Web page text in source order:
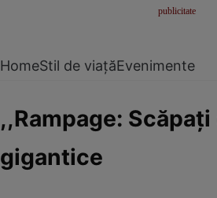
HomeStil de viațăEvenimente
,,Rampage:
gigantice